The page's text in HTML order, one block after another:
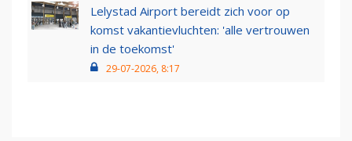
Lelystad Airport bereidt zich voor op
komst vakantievluchten: 'alle vertrouwen
in de toekomst'
29-07-2026, 8:17